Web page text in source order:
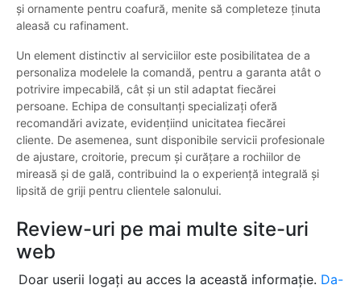
și ornamente pentru coafură, menite să completeze ținuta
aleasă cu rafinament.
Un element distinctiv al serviciilor este posibilitatea de a
personaliza modelele la comandă, pentru a garanta atât o
potrivire impecabilă, cât și un stil adaptat fiecărei
persoane. Echipa de consultanți specializați oferă
recomandări avizate, evidențiind unicitatea fiecărei
cliente. De asemenea, sunt disponibile servicii profesionale
de ajustare, croitorie, precum și curățare a rochiilor de
mireasă și de gală, contribuind la o experiență integrală și
lipsită de griji pentru clientele salonului.
Review-uri pe mai multe site-uri
web
Doar userii logați au acces la această informație. Da-